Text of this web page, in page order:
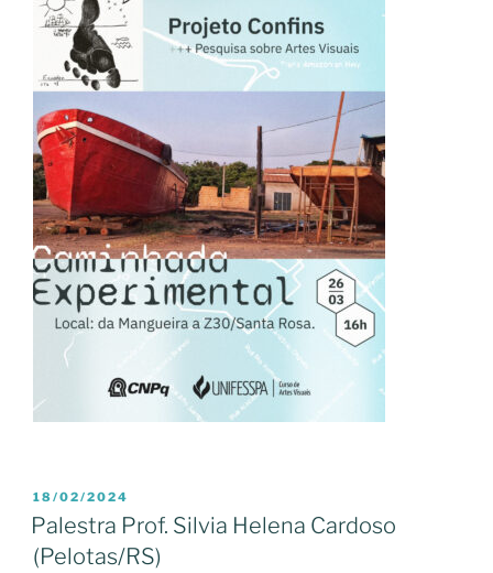
PUBLICADO
EM
18/02/2024
Palestra Prof. Silvia Helena Cardoso
(Pelotas/RS)